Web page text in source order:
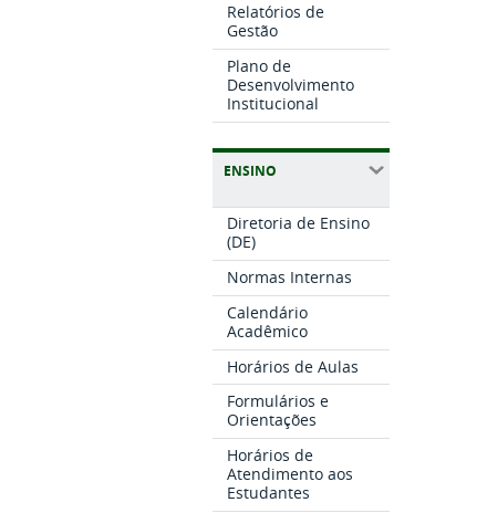
Relatórios de
Gestão
Plano de
Desenvolvimento
Institucional
ENSINO
Diretoria de Ensino
(DE)
Normas Internas
Calendário
Acadêmico
Horários de Aulas
Formulários e
Orientações
Horários de
Atendimento aos
Estudantes